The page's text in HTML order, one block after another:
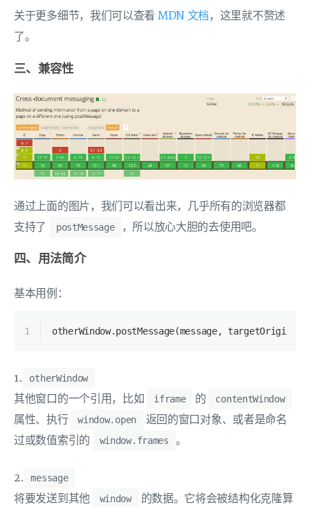
关于更多细节，我们可以查看 MDN 文档 ，这里就不赘述
了。
三、兼容性
通过上面的图片，我们可以看出来，几乎所有的浏览器都
支持了
postMessage ，所以放心大胆的去使用吧。
四、用法简介
基本用例：
1 otherWindow.postMessage(message,
1. otherWindow
其他窗口的一个引用，比如 iframe 的 contentWindow
属性、执行 window.open
返回的窗口对象、或者是命名
过或数值索引的
window.frames 。
2. message
将要发送到其他 window
的数据。它将会被结构化克隆算